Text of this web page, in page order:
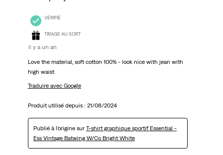
VÉRIFIÉ
TIRAGE AU SORT
il y a un an
Love the material, soft cotton 100% - look nice with jean with
high waist
Traduire avec Google
Produit utilisé depuis : 21/08/2024
Publié à l'origine sur T-shirt graphique sportif Essential -
Ess Vintage Batwing W/Co Bright White